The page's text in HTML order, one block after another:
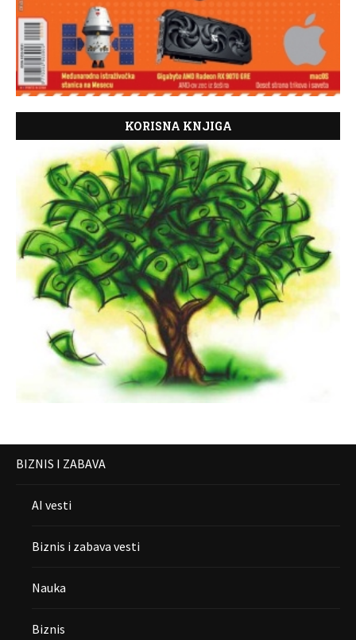
KORISNA KNJIGA
BIZNIS I ZABAVA
AI vesti
Biznis i zabava vesti
Nauka
Biznis